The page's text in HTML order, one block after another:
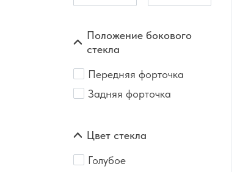
Положение бокового
стекла
Передняя форточка
Задняя форточка
Цвет стекла
Голубое